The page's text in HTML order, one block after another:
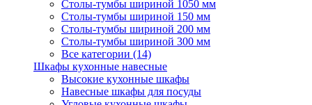
Столы-тумбы шириной 1050 мм
Столы-тумбы шириной 150 мм
Столы-тумбы шириной 200 мм
Столы-тумбы шириной 300 мм
Все категории (14)
Шкафы кухонные навесные
Высокие кухонные шкафы
Навесные шкафы для посуды